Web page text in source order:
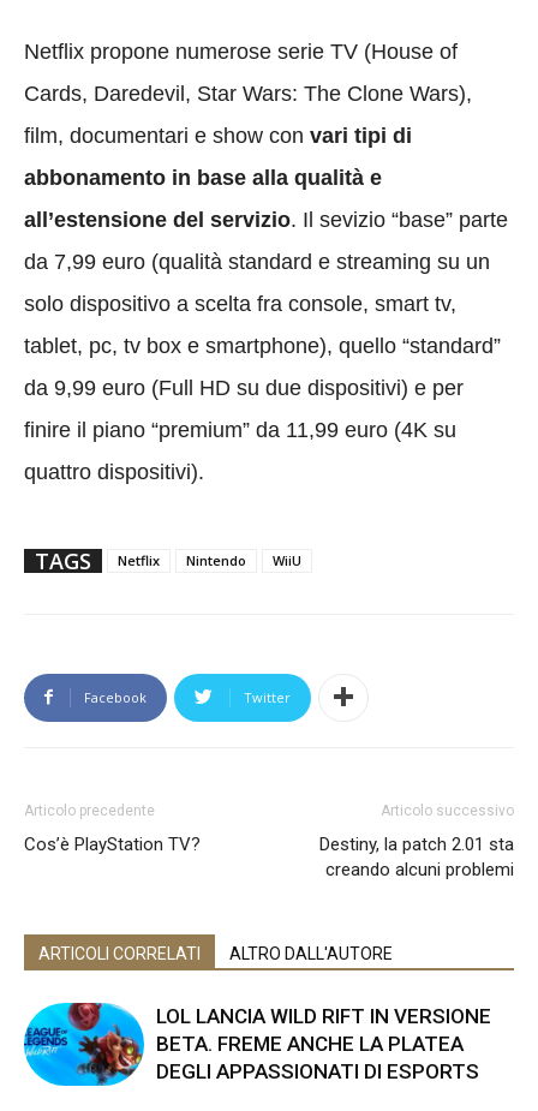
Netflix propone numerose serie TV (House of
Cards, Daredevil, Star Wars: The Clone Wars),
film, documentari e show con vari tipi di
abbonamento in base alla qualità e
all’estensione del servizio. Il sevizio “base” parte
da 7,99 euro (qualità standard e streaming su un
solo dispositivo a scelta fra console, smart tv,
tablet, pc, tv box e smartphone), quello “standard”
da 9,99 euro (Full HD su due dispositivi) e per
finire il piano “premium” da 11,99 euro (4K su
quattro dispositivi).
TAGS Netflix Nintendo WiiU
Facebook Twitter
Articolo precedente
Cos’è PlayStation TV?
Articolo successivo
Destiny, la patch 2.01 sta
creando alcuni problemi
ARTICOLI CORRELATI ALTRO DALL'AUTORE
LOL LANCIA WILD RIFT IN VERSIONE
BETA. FREME ANCHE LA PLATEA
DEGLI APPASSIONATI DI ESPORTS